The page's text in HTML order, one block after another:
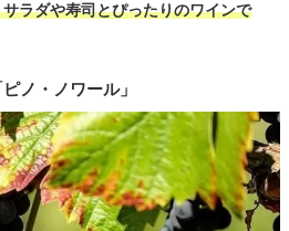
ラダや寿司とぴったりのワインで
ノ・ノワール」